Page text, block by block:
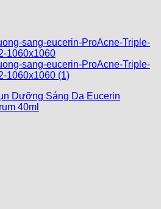
Dưỡng Sáng Da Eucerin
40ml